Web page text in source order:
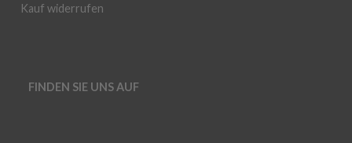
Kauf widerrufen
FINDEN SIE UNS AUF